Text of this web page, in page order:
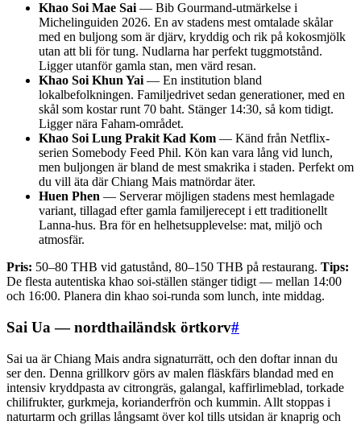
Khao Soi Mae Sai — Bib Gourmand-utmärkelse i
Michelinguiden 2026. En av stadens mest omtalade skålar
med en buljong som är djärv, kryddig och rik på kokosmjölk
utan att bli för tung. Nudlarna har perfekt tuggmotstånd.
Ligger utanför gamla stan, men värd resan.
Khao Soi Khun Yai — En institution bland
lokalbefolkningen. Familjedrivet sedan generationer, med en
skål som kostar runt 70 baht. Stänger 14:30, så kom tidigt.
Ligger nära Faham-området.
Khao Soi Lung Prakit Kad Kom — Känd från Netflix-
serien Somebody Feed Phil. Kön kan vara lång vid lunch,
men buljongen är bland de mest smakrika i staden. Perfekt om
du vill äta där Chiang Mais matnördar äter.
Huen Phen — Serverar möjligen stadens mest hemlagade
variant, tillagad efter gamla familjerecept i ett traditionellt
Lanna-hus. Bra för en helhetsupplevelse: mat, miljö och
atmosfär.
Pris: 50–80 THB vid gatustånd, 80–150 THB på restaurang. Tips:
De flesta autentiska khao soi-ställen stänger tidigt — mellan 14:00
och 16:00. Planera din khao soi-runda som lunch, inte middag.
Sai Ua — nordthailändsk örtkorv#
Sai ua är Chiang Mais andra signaturrätt, och den doftar innan du
ser den. Denna grillkorv görs av malen fläskfärs blandad med en
intensiv kryddpasta av citrongräs, galangal, kaffirlimeblad, torkade
chilifrukter, gurkmeja, korianderfrön och kummin. Allt stoppas i
naturtarm och grillas långsamt över kol tills utsidan är knaprig och